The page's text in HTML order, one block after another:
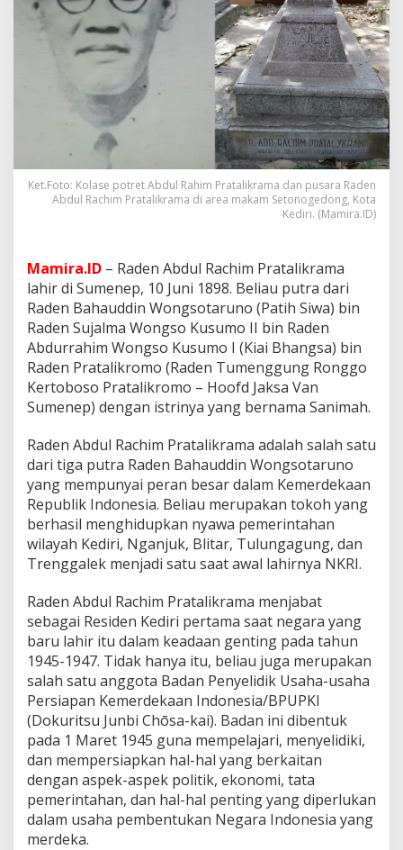
m
P
a
m
a
t
r
a
M
a
d
u
r
a
P
r
i
i
s
K
e
m
r
d
e
k
a
a
n
R
I
Ket.Foto: Kolase potret Abdul Rahim Pratalikrama dan pusara Raden
Abdul Rachim Pratalikrama di area makam Setonogedong, Kota
Kediri. (Mamira.ID)
Mamira.ID – Raden Abdul Rachim Pratalikrama
lahir di Sumenep, 10 Juni 1898. Beliau putra dari
Raden Bahauddin Wongsotaruno (Patih Siwa) bin
Raden Sujalma Wongso Kusumo II bin Raden
Abdurrahim Wongso Kusumo I (Kiai Bhangsa) bin
Raden Pratalikromo (Raden Tumenggung Ronggo
Kertoboso Pratalikromo – Hoofd Jaksa Van
Sumenep) dengan istrinya yang bernama Sanimah.
Raden Abdul Rachim Pratalikrama adalah salah satu
dari tiga putra Raden Bahauddin Wongsotaruno
yang mempunyai peran besar dalam Kemerdekaan
Republik Indonesia. Beliau merupakan tokoh yang
berhasil menghidupkan nyawa pemerintahan
wilayah Kediri, Nganjuk, Blitar, Tulungagung, dan
Trenggalek menjadi satu saat awal lahirnya NKRI.
Raden Abdul Rachim Pratalikrama menjabat
sebagai Residen Kediri pertama saat negara yang
baru lahir itu dalam keadaan genting pada tahun
1945-1947. Tidak hanya itu, beliau juga merupakan
salah satu anggota Badan Penyelidik Usaha-usaha
Persiapan Kemerdekaan Indonesia/BPUPKI
(Dokuritsu Junbi Chōsa-kai). Badan ini dibentuk
pada 1 Maret 1945 guna mempelajari, menyelidiki,
dan mempersiapkan hal-hal yang berkaitan
dengan aspek-aspek politik, ekonomi, tata
pemerintahan, dan hal-hal penting yang diperlukan
dalam usaha pembentukan Negara Indonesia yang
merdeka.